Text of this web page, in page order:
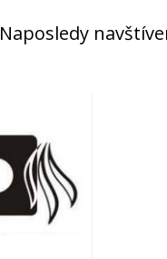
Naposledy